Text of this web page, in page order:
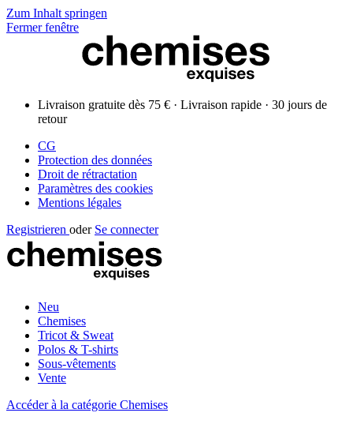
Zum Inhalt springen
Fermer fenêtre
Livraison gratuite dès 75 € · Livraison rapide · 30 jours de
retour
CG
Protection des données
Droit de rétractation
Paramètres des cookies
Mentions légales
Registrieren oder Se connecter
Neu
Chemises
Tricot & Sweat
Polos & T-shirts
Sous-vêtements
Vente
Accéder à la catégorie Chemises